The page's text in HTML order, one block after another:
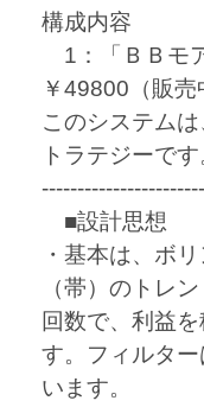
構成内容
1：「ＢＢモ
￥49800（販売
このシステム
トラテジーです
■設計思想
・基本は、ボ
（帯）のトレ
回数で、利益
す。フィルタ
います。